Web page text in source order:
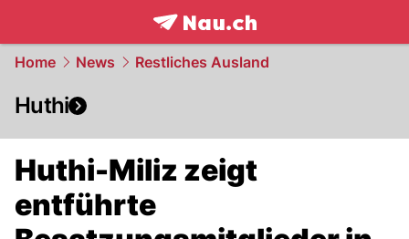
frontpage.NAU.ch
Home News Restliches Ausland
Huthi
Huthi-Miliz zeigt
entführte